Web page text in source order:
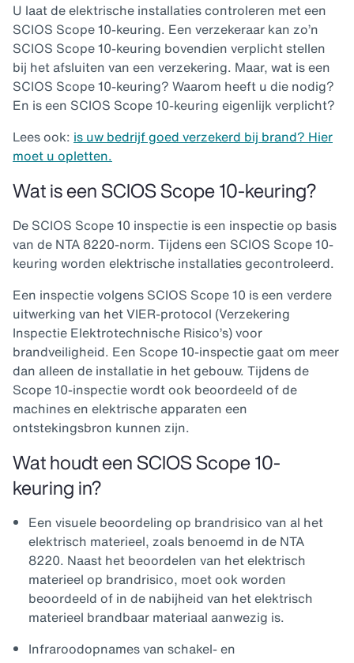
U laat de elektrische installaties controleren met een
SCIOS Scope 10-keuring. Een verzekeraar kan zo’n
SCIOS Scope 10-keuring bovendien verplicht stellen
bij het afsluiten van een verzekering. Maar, wat is een
SCIOS Scope 10-keuring? Waarom heeft u die nodig?
En is een SCIOS Scope 10-keuring eigenlijk verplicht?
Lees ook: is uw bedrijf goed verzekerd bij brand? Hier
moet u opletten.
Wat is een SCIOS Scope 10-keuring?
De SCIOS Scope 10 inspectie is een inspectie op basis
van de NTA 8220-norm. Tijdens een SCIOS Scope 10-
keuring worden elektrische installaties gecontroleerd.
Een inspectie volgens SCIOS Scope 10 is een verdere
uitwerking van het VIER-protocol (Verzekering
Inspectie Elektrotechnische Risico’s) voor
brandveiligheid. Een Scope 10-inspectie gaat om meer
dan alleen de installatie in het gebouw. Tijdens de
Scope 10-inspectie wordt ook beoordeeld of de
machines en elektrische apparaten een
ontstekingsbron kunnen zijn.
Wat houdt een SCIOS Scope 10-
keuring in?
Een visuele beoordeling op brandrisico van al het
elektrisch materieel, zoals benoemd in de NTA
8220. Naast het beoordelen van het elektrisch
materieel op brandrisico, moet ook worden
beoordeeld of in de nabijheid van het elektrisch
materieel brandbaar materiaal aanwezig is.
Infraroodopnames van schakel- en